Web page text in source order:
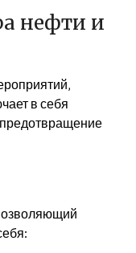
нефти и
в себя
предотвращение